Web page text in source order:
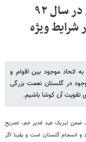
شریعتمداری: انتخاب روحانی در سال ۹۲
ویژه
اتحاد موجود بین اقوام و
در گلستان نعمت بزرگی
تقویت آن کوشا باشیم.
ضمن تبریک عید غدیر خم، تصریح
و انسجام گلستان است و یقینا اگر